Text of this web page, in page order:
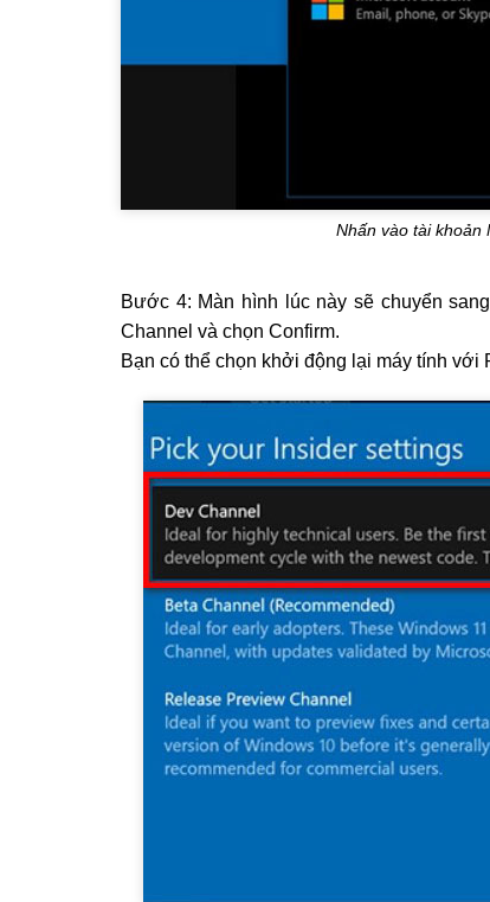
Nhấn vào tài khoản
Bước 4: Màn hình lúc này sẽ chuyển
Channel và chọn Confirm.
Bạn có thể chọn khởi động lại máy tính với